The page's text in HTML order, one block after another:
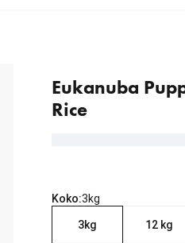
Eukanuba
Rice
Koko:3kg
3kg 12 kg